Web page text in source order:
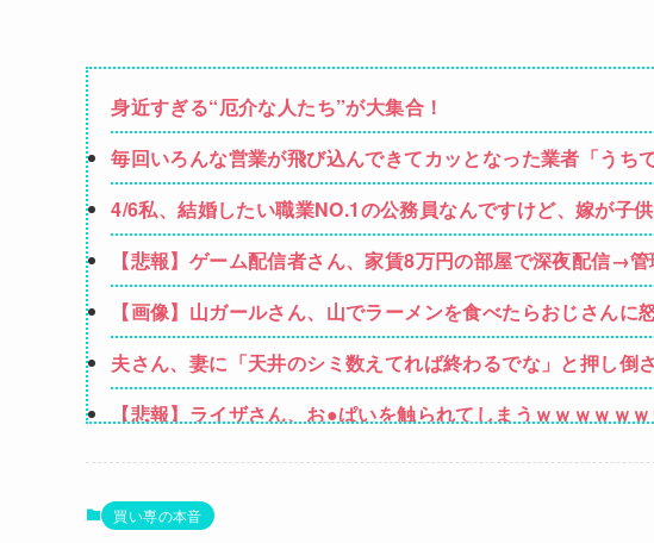
身近すぎる“厄介な人たち”が大集合！
毎回いろんな営業が飛び込んできてカッとなった業者「うち
いんですか！」→ すると・・・
4/6私、結婚したい職業NO.1の公務員なんですけど、嫁が子
強いてあげるとすれば母のせいかもしれない。嫁のせいでア
【悲報】ゲーム配信者さん、家賃8万円の部屋で深夜配信→
【画像】山ガールさん、山でラーメンを食べたらおじさんに
夫さん、妻に「天井のシミ数えてれば終わるでな」と押し
【悲報】ライザさん、お●ぱいを触られてしまうｗｗｗｗｗ
女性「レイプされました」検事「嘘では？」女性「傷ついた
立ち食いそばどこのが好き？ 狭山そば、富士そば、ゆで太郎
買い専の本音